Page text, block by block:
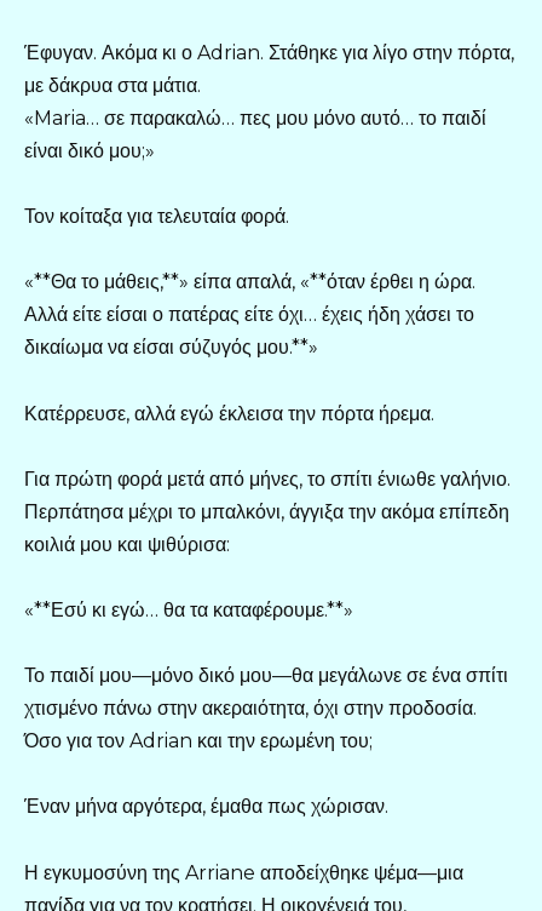
Έφυγαν. Ακόμα κι ο Adrian. Στάθηκε για λίγο στην πόρτα,
με δάκρυα στα μάτια.
«Maria… σε παρακαλώ… πες μου μόνο αυτό… το παιδί
είναι δικό μου;»
Τον κοίταξα για τελευταία φορά.
«**Θα το μάθεις,**» είπα απαλά, «**όταν έρθει η ώρα.
Αλλά είτε είσαι ο πατέρας είτε όχι… έχεις ήδη χάσει το
δικαίωμα να είσαι σύζυγός μου.**»
Κατέρρευσε, αλλά εγώ έκλεισα την πόρτα ήρεμα.
Για πρώτη φορά μετά από μήνες, το σπίτι ένιωθε γαλήνιο.
Περπάτησα μέχρι το μπαλκόνι, άγγιξα την ακόμα επίπεδη
κοιλιά μου και ψιθύρισα:
«**Εσύ κι εγώ… θα τα καταφέρουμε.**»
Το παιδί μου—μόνο δικό μου—θα μεγάλωνε σε ένα σπίτι
χτισμένο πάνω στην ακεραιότητα, όχι στην προδοσία.
Όσο για τον Adrian και την ερωμένη του;
Έναν μήνα αργότερα, έμαθα πως χώρισαν.
Η εγκυμοσύνη της Arriane αποδείχθηκε ψέμα—μια
παγίδα για να τον κρατήσει. Η οικογένειά του,